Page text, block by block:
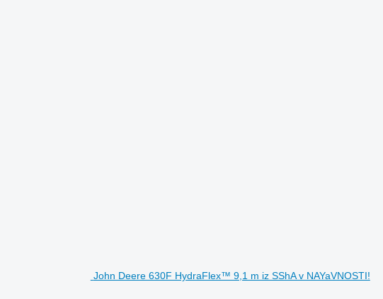
John Deere 630F HydraFlex™ 9,1 m iz SShA v NAYaVNOSTI!